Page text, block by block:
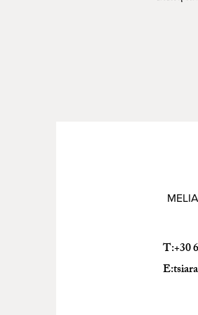
T:+30
E: